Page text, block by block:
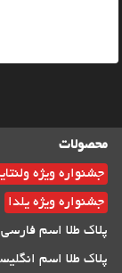
محصولات
جشنواره ویژه
جشنواره ویژه یلدا
پلاک طلا اسم
پلاک طلا اسم